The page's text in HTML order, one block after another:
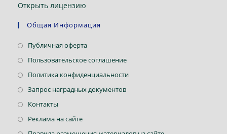
Открыть лицензию
Общая Информация
Публичная офертаОткроется
в
Пользовательское соглашениеОткроется
в
Политика конфиденциальностиОткроется
Запрос наградных документовОткроется
Контакты
в
Реклама на сайтеОткроется
в